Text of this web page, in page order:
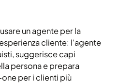
un agente per la
cliente: l’agente
suggerisce capi
persona e prepara
per i clienti più